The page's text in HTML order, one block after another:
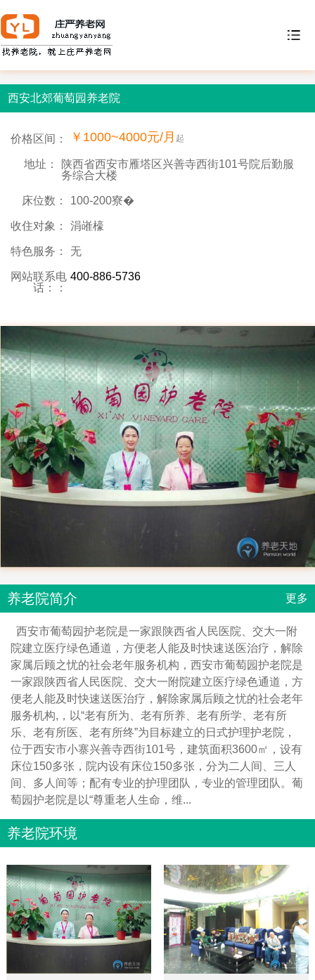
西安北郊葡萄园养老院
价格区间： ￥1000~4000元/月 起
地址：
陕西省西安市雁塔区兴善寺西街101号院后勤服
务综合大楼
床位数： 100-200寮�
收住对象： 涓嶉檺
特色服务： 无
网站联系电
话：：
400-886-5736
养老院简介 更多
西安市葡萄园护老院是一家跟陕西省人民医院、交大一附
院建立医疗绿色通道，方便老人能及时快速送医治疗，解除
家属后顾之忧的社会老年服务机构，西安市葡萄园护老院是
一家跟陕西省人民医院、交大一附院建立医疗绿色通道，方
便老人能及时快速送医治疗，解除家属后顾之忧的社会老年
服务机构,，以“老有所为、老有所养、老有所学、老有所
乐、老有所医、老有所终”为目标建立的日式护理护老院，
位于西安市小寨兴善寺西街101号，建筑面积3600㎡，设有
床位150多张，院内设有床位150多张，分为二人间、三人
间、多人间等；配有专业的护理团队，专业的管理团队。葡
萄园护老院是以“尊重老人生命，维...
养老院环境